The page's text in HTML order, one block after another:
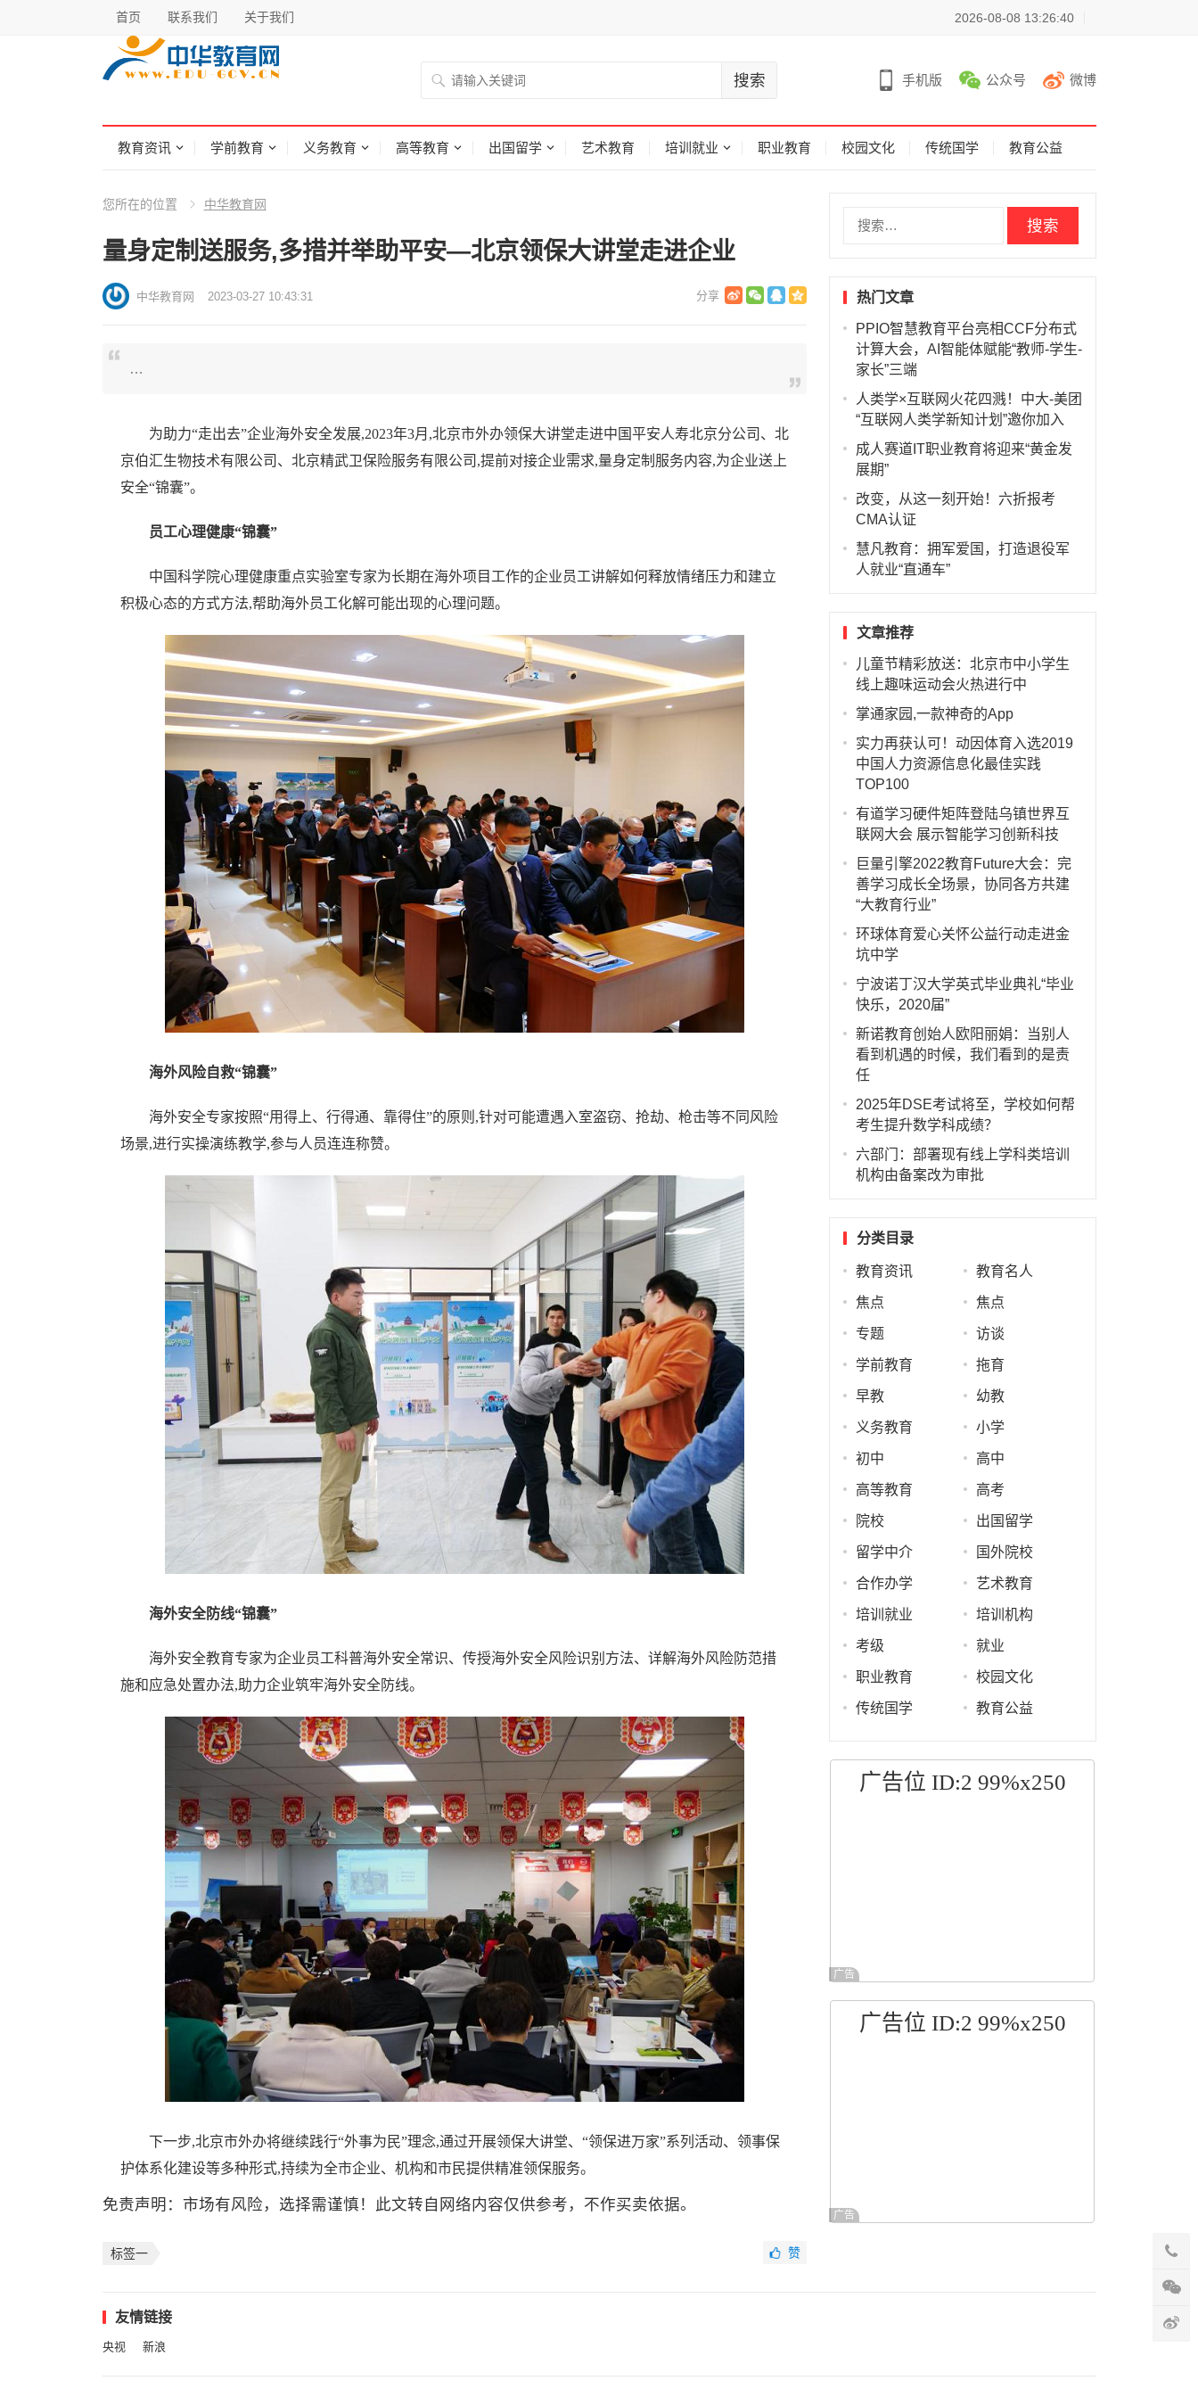
首页 联系我们 关于我们 2026-08-08 13:26:40
手机版 公众号 微博
教育资讯 学前教育 义务教育 高等教育 出国留学 艺术教育 培训就业 职业教育 校园文化 传统国学 教育公益
您所在的位置 中华教育网
量身定制送服务,多措并举助平安—北京领保大讲堂走进企业
中华教育网 2023-03-27 10:43:31
…
为助力“走出去”企业海外安全发展,2023年3月,北京市外办领保大讲堂走进中国平安人寿北京分公司、北
京伯汇生物技术有限公司、北京精武卫保险服务有限公司,提前对接企业需求,量身定制服务内容,为企业送上
安全“锦囊”。
员工心理健康“锦囊”
中国科学院心理健康重点实验室专家为长期在海外项目工作的企业员工讲解如何释放情绪压力和建立
积极心态的方式方法,帮助海外员工化解可能出现的心理问题。
海外风险自救“锦囊”
海外安全专家按照“用得上、行得通、靠得住”的原则,针对可能遭遇入室盗窃、抢劫、枪击等不同风险
场景,进行实操演练教学,参与人员连连称赞。
海外安全防线“锦囊”
海外安全教育专家为企业员工科普海外安全常识、传授海外安全风险识别方法、详解海外风险防范措
施和应急处置办法,助力企业筑牢海外安全防线。
下一步,北京市外办将继续践行“外事为民”理念,通过开展领保大讲堂、“领保进万家”系列活动、领事保
护体系化建设等多种形式,持续为全市企业、机构和市民提供精准领保服务。
免责声明：市场有风险，选择需谨慎！此文转自网络内容仅供参考，不作买卖依据。
标签一 赞
热门文章
PPIO智慧教育平台亮相CCF分布式
计算大会，AI智能体赋能“教师-学生-
家长”三端
人类学×互联网火花四溅！中大-美团
“互联网人类学新知计划”邀你加入
成人赛道IT职业教育将迎来“黄金发
展期”
改变，从这一刻开始！六折报考
CMA认证
慧凡教育：拥军爱国，打造退役军
人就业“直通车”
文章推荐
儿童节精彩放送：北京市中小学生
线上趣味运动会火热进行中
掌通家园,一款神奇的App
实力再获认可！动因体育入选2019
中国人力资源信息化最佳实践
TOP100
有道学习硬件矩阵登陆乌镇世界互
联网大会 展示智能学习创新科技
巨量引擎2022教育Future大会：完
善学习成长全场景，协同各方共建
“大教育行业”
环球体育爱心关怀公益行动走进金
坑中学
宁波诺丁汉大学英式毕业典礼“毕业
快乐，2020届”
新诺教育创始人欧阳丽娟：当别人
看到机遇的时候，我们看到的是责
任
2025年DSE考试将至，学校如何帮
考生提升数学科成绩？
六部门：部署现有线上学科类培训
机构由备案改为审批
分类目录
教育资讯 教育名人
焦点 焦点
专题 访谈
学前教育 拖育
早教 幼教
义务教育 小学
初中 高中
高等教育 高考
院校 出国留学
留学中介 国外院校
合作办学 艺术教育
培训就业 培训机构
考级 就业
职业教育 校园文化
传统国学 教育公益
广告位 ID:2 99%x250
广告
广告位 ID:2 99%x250
广告
友情链接
央视 新浪